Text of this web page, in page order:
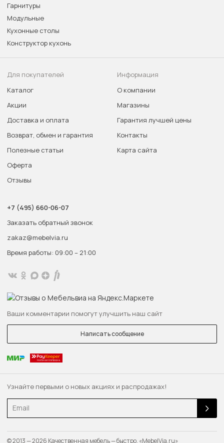
Узнайте первыми о новых акциях и распродажах!
Email
Гарнитуры
Модульные
Кухонные столы
Конструктор кухонь
Для покупателей
Каталог
Акции
Доставка и оплата
Возврат, обмен и гарантия
Полезные статьи
Оферта
Отзывы
Информация
О компании
Магазины
Гарантия лучшей цены
Контакты
Карта сайта
+7 (495) 660-06-07
Заказать обратный звонок
zakaz@mebelvia.ru
Время работы: 09:00 – 21:00
Ваши комментарии помогут улучшить наш сайт
Написать сообщение
© 2013 — 2026 Качественная мебель — быстро. «MebelVia.ru»